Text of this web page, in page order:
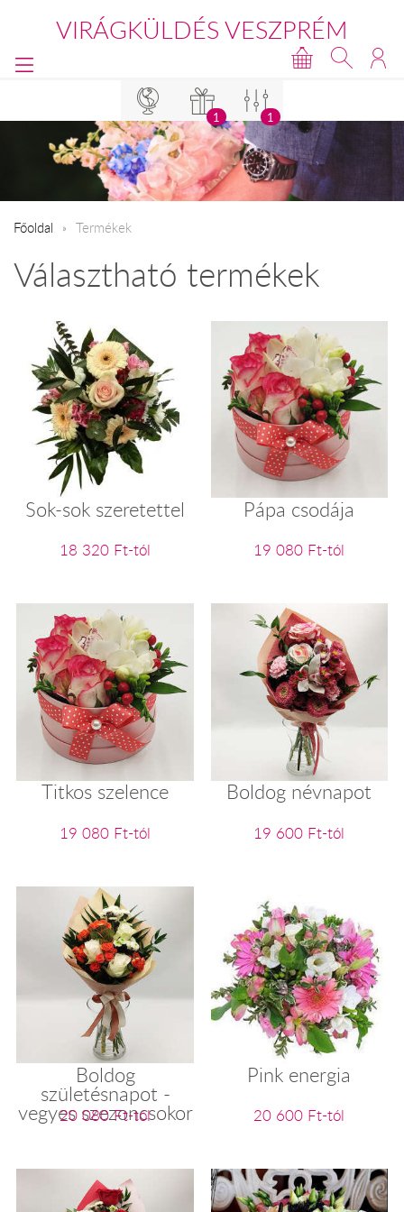
VIRÁGKÜLDÉS VESZPRÉM
1 1
Főoldal Termékek
Választható termékek
Sok-sok szeretettel
18 320 Ft-tól
Pápa csodája
19 080 Ft-tól
Titkos szelence
19 080 Ft-tól
Boldog névnapot
19 600 Ft-tól
Boldog
születésnapot -
vegyes szezoncsokor
20 080 Ft-tól
Pink energia
20 600 Ft-tól